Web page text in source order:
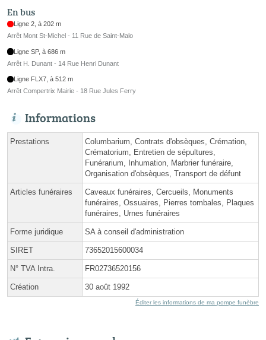
En bus
Ligne 2, à 202 m
Arrêt Mont St-Michel - 11 Rue de Saint-Malo
Ligne SP, à 686 m
Arrêt H. Dunant - 14 Rue Henri Dunant
Ligne FLX7, à 512 m
Arrêt Compertrix Mairie - 18 Rue Jules Ferry
Informations
Prestations
Columbarium, Contrats d'obsèques, Crémation,
Crématorium, Entretien de sépultures,
Funérarium, Inhumation, Marbrier funéraire,
Organisation d'obsèques, Transport de défunt
Articles funéraires
Caveaux funéraires, Cercueils, Monuments
funéraires, Ossuaires, Pierres tombales, Plaques
funéraires, Urnes funéraires
Forme juridique SA à conseil d'administration
SIRET 73652015600034
N° TVA Intra. FR02736520156
Création 30 août 1992
Éditer les informations de ma pompe funèbre